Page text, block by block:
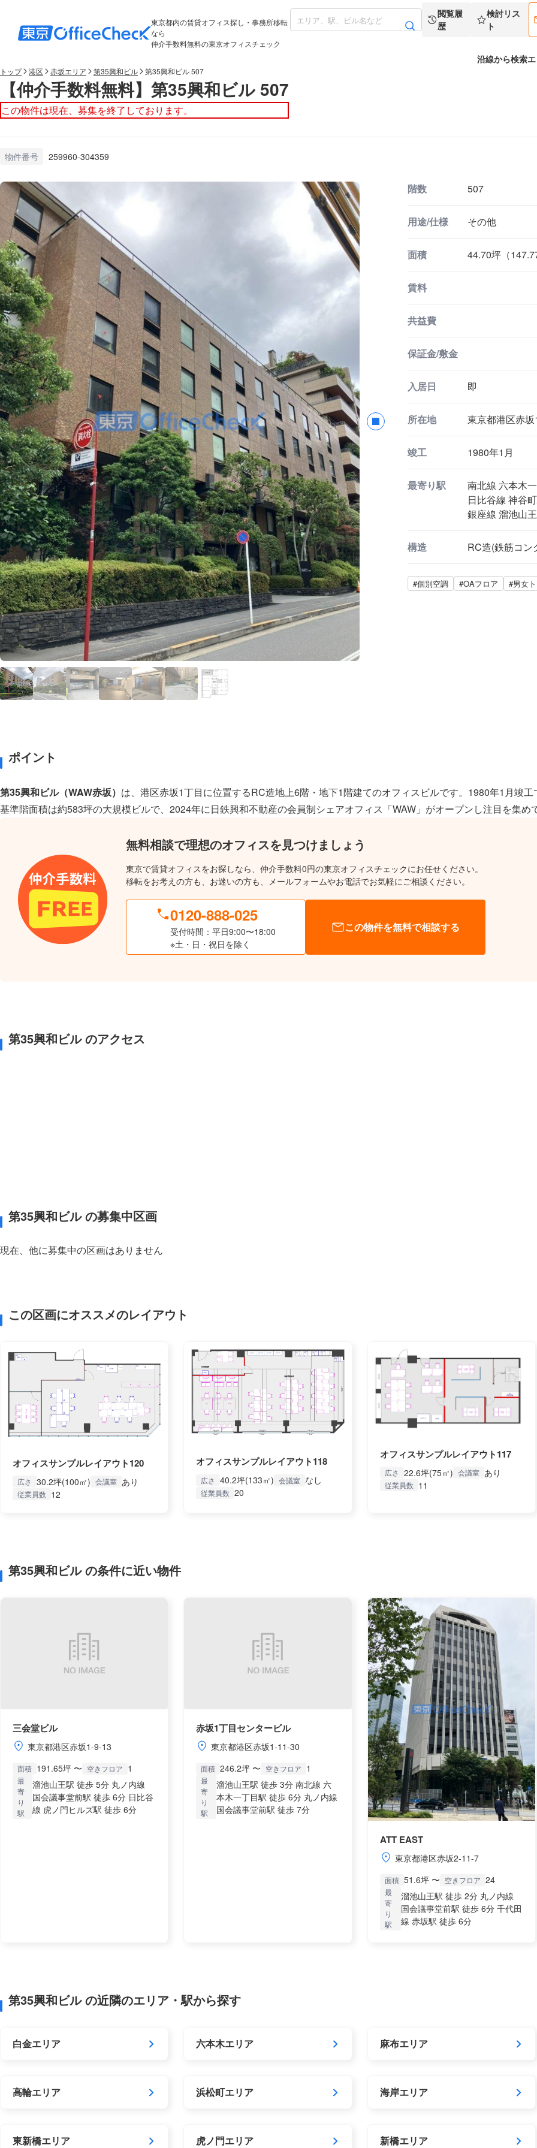
東京都内の賃貸オフィス探し・事務所移転
なら
仲介手数料無料の東京オフィスチェック
閲覧履
歴
検討リス
ト
沿線から検索
トップ 港区 赤坂エリア 第35興和ビル 第35興和ビル 507
【仲介手数料無料】第35興和ビル 507
この物件は現在、募集を終了しております。
物件番号 259960-304359
階数 507
用途/仕様 その他
面積 44.70坪（
賃料
共益費
保証金/敷金
入居日 即
所在地 東京都港区赤
竣工 1980年1月
最寄り駅
南北線 六本木
日比谷線 神谷
銀座線 溜池山
構造 RC造(鉄筋コン
#個別空調 #OAフロア #男女
ポイント
第35興和ビル（WAW赤坂） は、港区赤坂1丁目に位置するRC造地上6階・地下1階建てのオフィスビルです。1980年1月竣工
基準階面積は約583坪の大規模ビルで、2024年に日鉄興和不動産の会員制シェアオフィス「WAW」がオープンし注目を集め
無料相談で理想のオフィスを見つけましょう
東京で賃貸オフィスをお探しなら、仲介手数料0円の東京オフィスチェックにお任せください。
移転をお考えの方も、お迷いの方も、メールフォームやお電話でお気軽にご相談ください。
0120-888-025
受付時間：平日9:00〜18:00
※土・日・祝日を除く
この物件を無料で相談する
第35興和ビル のアクセス
第35興和ビル の募集中区画
現在、他に募集中の区画はありません
この区画にオススメのレイアウト
オフィスサンプルレイアウト120
広さ 30.2坪(100㎡) 会議室 あり
従業員数 12
オフィスサンプルレイアウト118
広さ 40.2坪(133㎡) 会議室 なし
従業員数 20
オフィスサンプルレイアウト117
広さ 22.6坪(75㎡) 会議室 あり
従業員数 11
第35興和ビル の条件に近い物件
三会堂ビル
東京都港区赤坂1-9-13
面積 191.65坪 〜 空きフロア 1
最
寄
り
駅
溜池山王駅 徒歩 5分 丸ノ内線
国会議事堂前駅 徒歩 6分 日比谷
線 虎ノ門ヒルズ駅 徒歩 6分
赤坂1丁目センタービル
東京都港区赤坂1-11-30
面積 246.2坪 〜 空きフロア 1
最
寄
り
駅
溜池山王駅 徒歩 3分 南北線 六
本木一丁目駅 徒歩 6分 丸ノ内線
国会議事堂前駅 徒歩 7分
ATT EAST
東京都港区赤坂2-11-7
面積 51.6坪 〜 空きフロア 24
最
寄
り
駅
溜池山王駅 徒歩 2分 丸ノ内線
国会議事堂前駅 徒歩 6分 千代田
線 赤坂駅 徒歩 6分
第35興和ビル の近隣のエリア・駅から探す
白金エリア 六本木エリア 麻布エリア
高輪エリア 浜松町エリア 海岸エリア
東新橋エリア 虎ノ門エリア 新橋エリア